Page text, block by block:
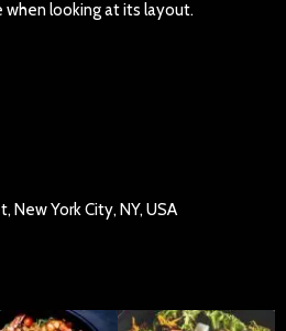
looking at its layout.
New York City, NY, USA